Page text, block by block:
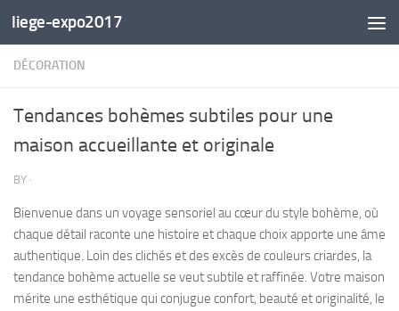
Skip to content
liege-expo2017
DÉCORATION
Tendances bohèmes subtiles pour une
maison accueillante et originale
BY ·
Bienvenue dans un voyage sensoriel au cœur du style bohème, où
chaque détail raconte une histoire et chaque choix apporte une âme
authentique. Loin des clichés et des excès de couleurs criardes, la
tendance bohème actuelle se veut subtile et raffinée. Votre maison
mérite une esthétique qui conjugue confort, beauté et originalité, le